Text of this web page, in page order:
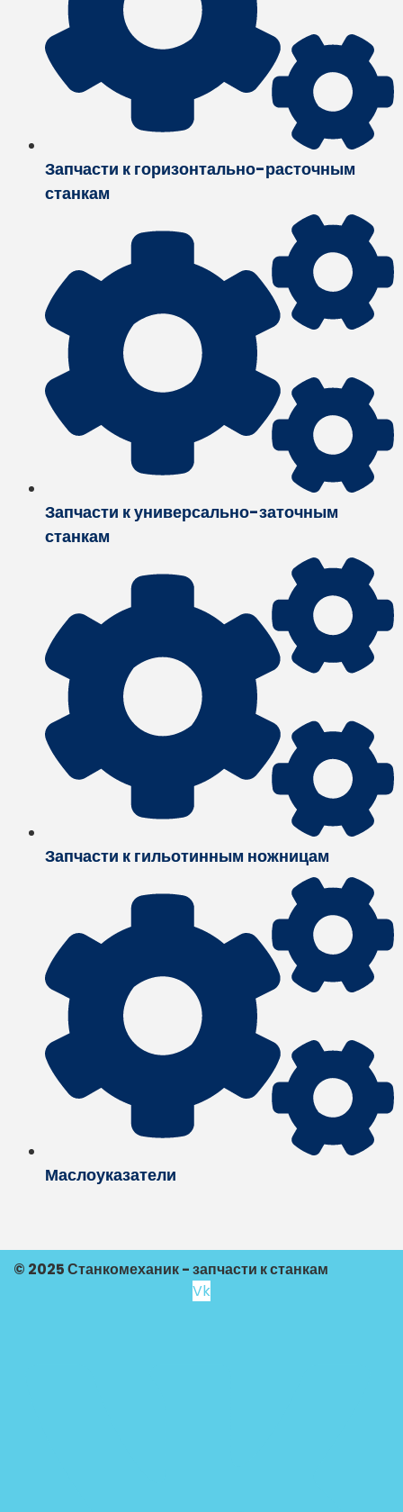
Запчасти к горизонтально-расточным
станкам
Запчасти к универсально-заточным
станкам
Запчасти к гильотинным ножницам
Маслоуказатели
© 2025 Станкомеханик - запчасти к станкам
Vk